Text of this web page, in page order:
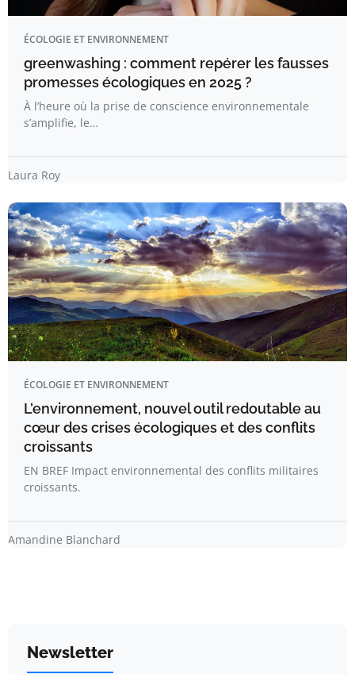
ÉCOLOGIE ET ENVIRONNEMENT
greenwashing : comment repérer les fausses
promesses écologiques en 2025 ?
À l’heure où la prise de conscience environnementale
s’amplifie, le…
Laura Roy
ÉCOLOGIE ET ENVIRONNEMENT
L’environnement, nouvel outil redoutable au
cœur des crises écologiques et des conflits
croissants
EN BREF Impact environnemental des conflits militaires
croissants.
Amandine Blanchard
Newsletter